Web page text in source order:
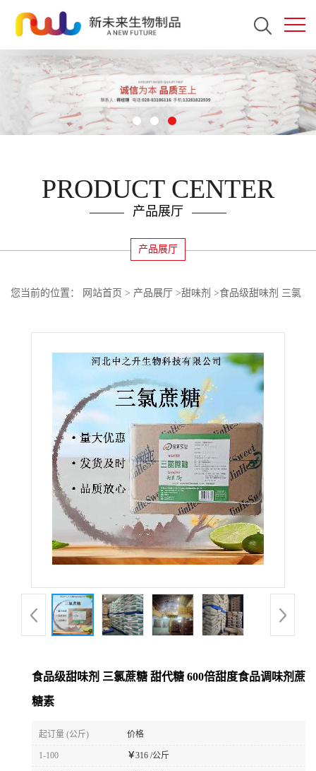
PRODUCT CENTER
产品展厅
产品展厅
您当前的位置： 网站首页 > 产品展厅 >甜味剂 >食品级甜味剂 三氯
食品级甜味剂 三氯蔗糖 甜代糖 600倍甜度食品调味剂蔗
糖素
起订量 (公斤) 价格
1-100 ￥316 /公斤